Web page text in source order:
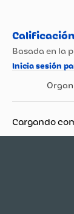
Cargando